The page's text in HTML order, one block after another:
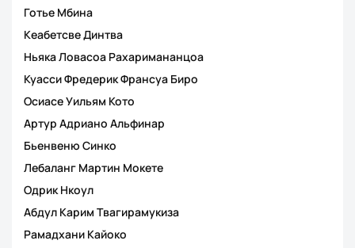
Готье Мбина
Кеабетсве Динтва
Ньяка Ловасоа Рахаримананцоа
Куасси Фредерик Франсуа Биро
Осиасе Уильям Кото
Артур Адриано Альфинар
Бьенвеню Синко
Лебаланг Мартин Мокете
Одрик Нкоул
Абдул Карим Твагирамукиза
Рамадхани Кайоко